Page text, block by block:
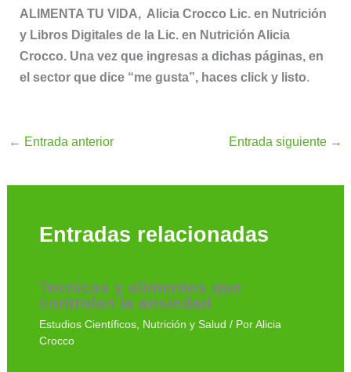
ALIMENTA TU VIDA, Alicia Crocco Lic. en Nutrición
y Libros Digitales de la Lic. en Nutrición Alicia
Crocco. Una vez que ingresas a dichas páginas, en
el sector que dice “me gusta”, haces click y listo
← Entrada anterior Entrada siguiente →
Entradas relacionadas
Tecnicas y alimentos que
controlan la ansiedad
Estudios Científicos, Nutrición y Salud / Por Alicia
Crocco